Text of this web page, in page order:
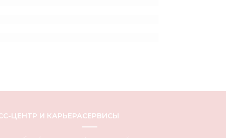
ЦЕНТР И КАРЬЕРАСЕРВИСЫ